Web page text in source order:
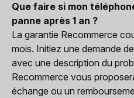
Que faire si mon
panne après 1 an ?
La garantie Recommerce
mois. Initiez une demande
avec une description du
Recommerce vous
échange ou un